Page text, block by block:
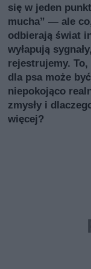
się w jeden
mucha” — ale
odbierają świat
wyłapują
rejestrujemy.
dla psa może
niepokojąco
zmysły i
więcej?